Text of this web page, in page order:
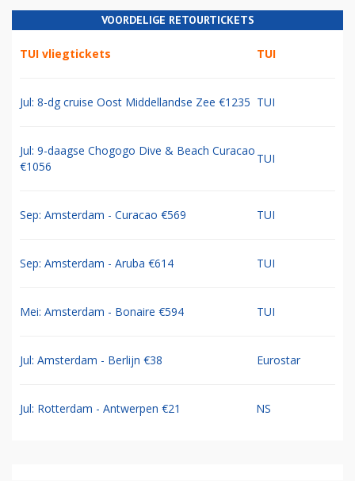
VOORDELIGE RETOURTICKETS
TUI vliegtickets TUI
Jul: 8-dg cruise Oost Middellandse Zee €1235 TUI
Jul: 9-daagse Chogogo Dive & Beach Curacao
€1056
TUI
Sep: Amsterdam - Curacao €569 TUI
Sep: Amsterdam - Aruba €614 TUI
Mei: Amsterdam - Bonaire €594 TUI
Jul: Amsterdam - Berlijn €38 Eurostar
Jul: Rotterdam - Antwerpen €21 NS